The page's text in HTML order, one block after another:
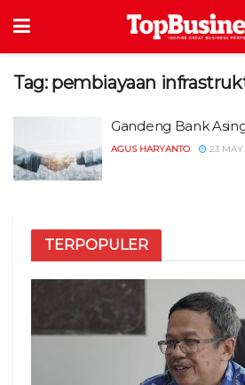
Tag: pembiayaan
Gandeng Bank
AGUS HARYANTO 23 MAY
TERPOPULER